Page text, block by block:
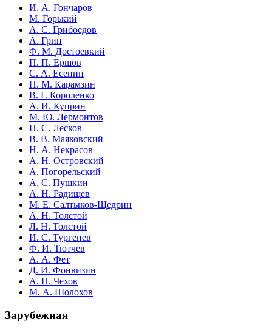
И. А. Гончаров
М. Горький
А. С. Грибоедов
А. Грин
Ф. М. Достоевкий
П. П. Ершов
С. А. Есенин
Н. М. Карамзин
В. Г. Короленко
А. И. Куприн
М. Ю. Лермонтов
Н. С. Лесков
В. В. Маяковский
Н. А. Некрасов
А. Н. Островский
А. Погорельский
А. С. Пушкин
А. Н. Радищев
М. Е. Салтыков-Щедрин
А. Н. Толстой
Л. Н. Толстой
И. С. Тургенев
Ф. И. Тютчев
А. А. Фет
Д. И. Фонвизин
А. П. Чехов
М. А. Шолохов
Зарубежная